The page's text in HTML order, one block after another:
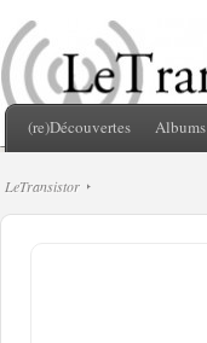
(re)Découvertes Albums
LeTransistor